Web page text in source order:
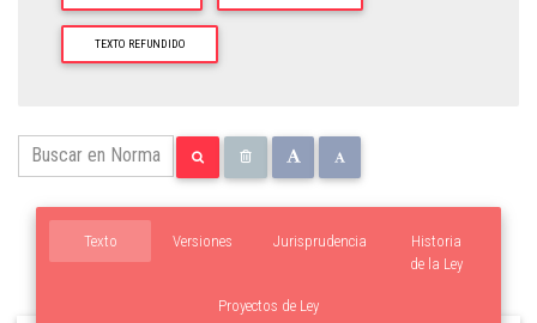
TEXTO REFUNDIDO
Texto Versiones Jurisprudencia
Proyectos de Ley
Historia
de la Ley